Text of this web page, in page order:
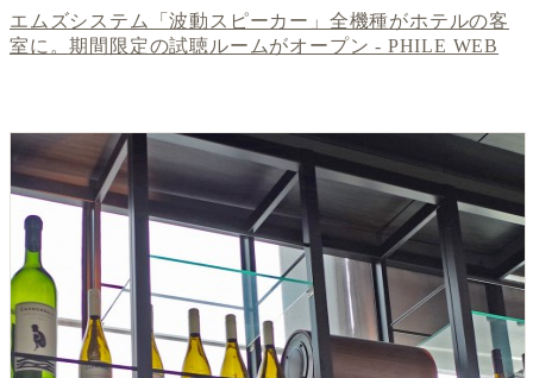
エムズシステム「波動スピーカー」全機種がホテルの客
室に。期間限定の試聴ルームがオープン - PHILE WEB